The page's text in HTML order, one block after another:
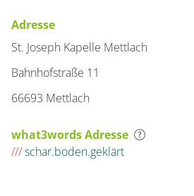
Adresse
St. Joseph Kapelle Mettlach
Bahnhofstraße 11
66693 Mettlach
what3words Adresse
///schar.boden.geklärt